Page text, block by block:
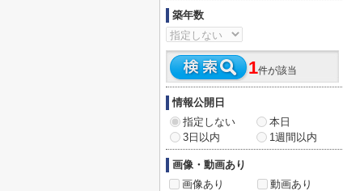
築年数
1件が該当
情報公開日
指定しない
本日
3日以内
1週間以内
画像・動画あり
画像あり
動画あり